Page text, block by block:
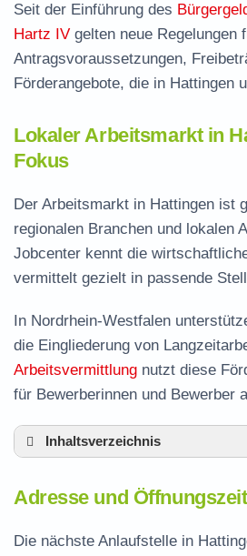
Seit der Einführung des
Hartz IV gelten neue Regelungen
Antragsvoraussetzungen,
Förderangebote, die in Hattingen
Lokaler Arbeitsmarkt in
Fokus
Der Arbeitsmarkt in Hattingen ist
regionalen Branchen und lokalen
Jobcenter kennt die
vermittelt gezielt in passende
In Nordrhein-Westfalen
die Eingliederung von
Arbeitsvermittlung nutzt diese
für Bewerberinnen und Bewerber
Inhaltsverzeichnis
Leistungen der
Termin vereinbaren und
Adresse und
Die nächste Anlaufstelle in